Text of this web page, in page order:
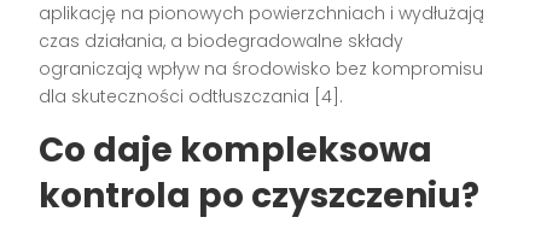
aplikację na pionowych powierzchniach i wydłużają
czas działania, a biodegradowalne składy
ograniczają wpływ na środowisko bez kompromisu
dla skuteczności odtłuszczania [4].
Co daje kompleksowa
kontrola po czyszczeniu?